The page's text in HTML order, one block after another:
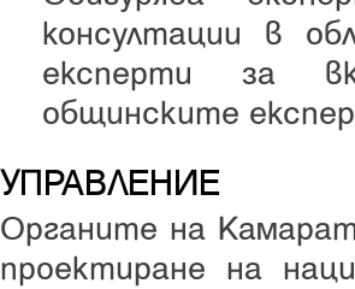
консултации в
експерти за
общинските
УПРАВЛЕНИЕ
Органите на
проектиране на